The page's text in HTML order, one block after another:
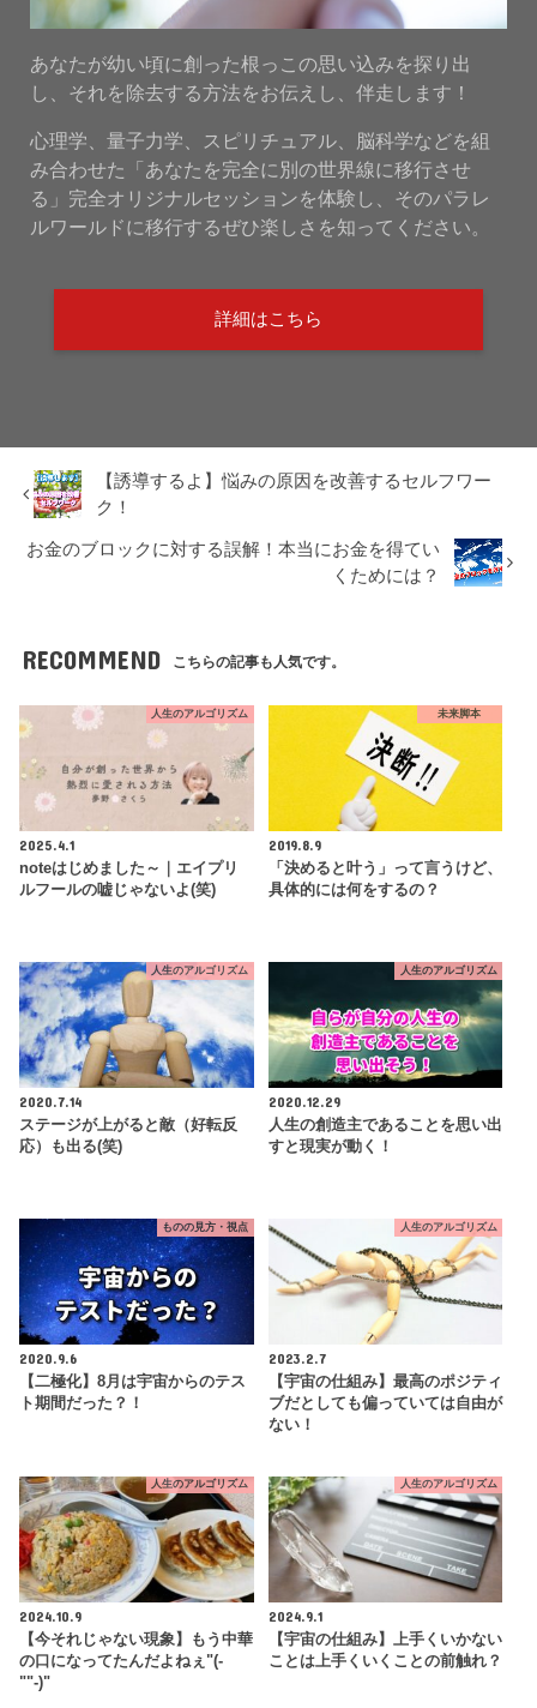
あなたが幼い頃に創った根っこの思い込みを探り出
し、それを除去する方法をお伝えし、伴走します！
心理学、量子力学、スピリチュアル、脳科学などを組
み合わせた「あなたを完全に別の世界線に移行させ
る」完全オリジナルセッションを体験し、そのパラレ
ルワールドに移行するぜひ楽しさを知ってください。
詳細はこちら
【誘導するよ】悩みの原因を改善するセルフワー
ク！
お金のブロックに対する誤解！本当にお金を得てい
くためには？
RECOMMEND こちらの記事も人気です。
人生のアルゴリズム
2025.4.1
noteはじめました～｜エイプリ
ルフールの嘘じゃないよ(笑)
未来脚本
2019.8.9
「決めると叶う」って言うけど、
具体的には何をするの？
人生のアルゴリズム
2020.7.14
ステージが上がると敵（好転反
応）も出る(笑)
人生のアルゴリズム
2020.12.29
人生の創造主であることを思い出
すと現実が動く！
ものの見方・視点
2020.9.6
【二極化】8月は宇宙からのテス
ト期間だった？！
人生のアルゴリズム
2023.2.7
【宇宙の仕組み】最高のポジティ
ブだとしても偏っていては自由が
ない！
人生のアルゴリズム
2024.10.9
【今それじゃない現象】もう中華
の口になってたんだよねぇ"(-
""-)"
人生のアルゴリズム
2024.9.1
【宇宙の仕組み】上手くいかない
ことは上手くいくことの前触れ？